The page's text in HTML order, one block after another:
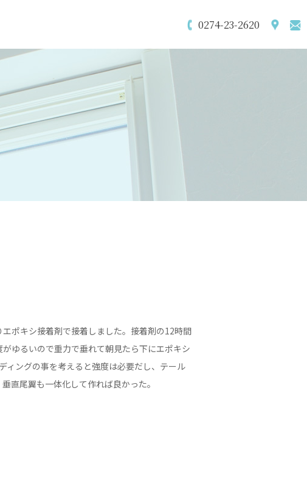
0274-23-2620
ポキシ接着剤で接着しました。接着剤の12時間
ゆるいので重力で垂れて朝見たら下にエポキシ
ィングの事を考えると強度は必要だし、テール
直尾翼も一体化して作れば良かった。